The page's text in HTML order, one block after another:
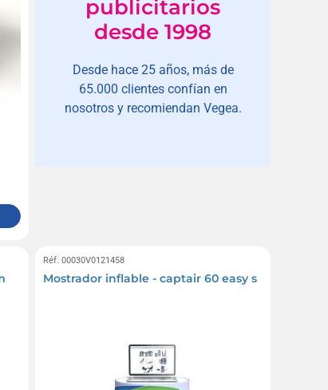
publicitarios
desde 1998
Desde hace 25 años, más de
65.000 clientes confían en
nosotros y recomiendan Vegea.
Réf. 00030V0121458
Mostrador inflable - captair 60 easy s